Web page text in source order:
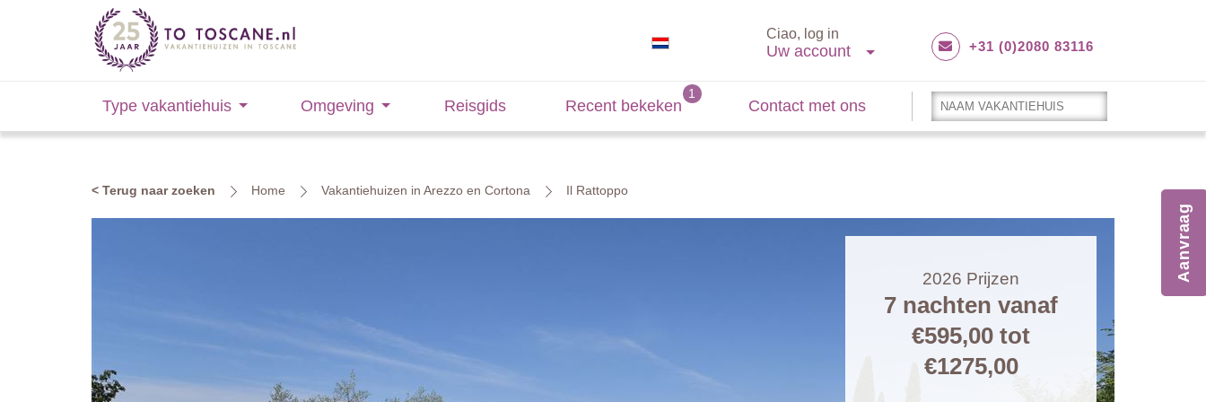
Ciao, log in
Uw account +31 (0)2080 83116
Type vakantiehuis Omgeving Reisgids Recent bekeken Contact met ons
< Terug naar zoeken Home Vakantiehuizen in Arezzo en Cortona Il Rattoppo
2026 Prijzen
7 nachten vanaf
€595,00 tot
€1275,00
Aanvraag